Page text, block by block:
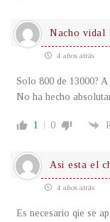
Nacho vidal
4 años atrás
Solo 800 de 13000?
No ha hecho
1 0
Asi esta el
4 años atrás
Es necesario qie se